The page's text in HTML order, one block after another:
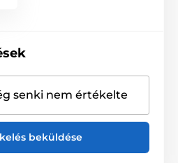
senki nem értékelte
beküldése